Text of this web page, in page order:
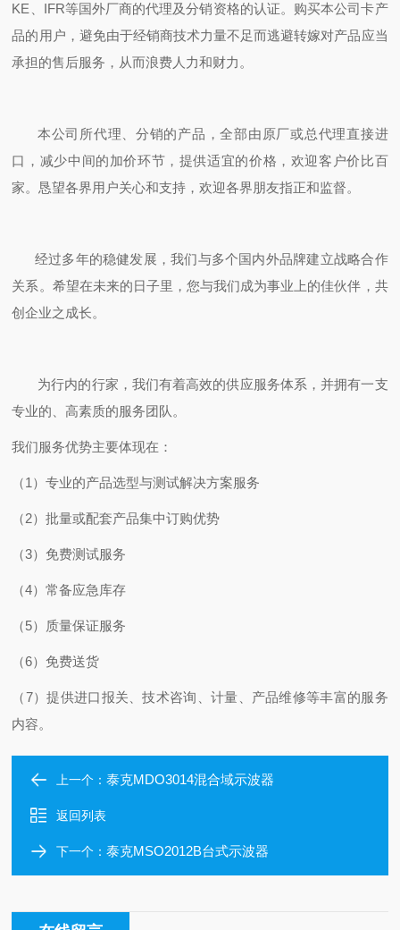
KE、IFR等国外厂商的代理及分销资格的认证。购买本公司卡产
品的用户，避免由于经销商技术力量不足而逃避转嫁对产品应当
承担的售后服务，从而浪费人力和财力。
本公司所代理、分销的产品，全部由原厂或总代理直接进
口，减少中间的加价环节，提供适宜的价格，欢迎客户价比百
家。恳望各界用户关心和支持，欢迎各界朋友指正和监督。
经过多年的稳健发展，我们与多个国内外品牌建立战略合作
关系。希望在未来的日子里，您与我们成为事业上的佳伙伴，共
创企业之成长。
为行内的行家，我们有着高效的供应服务体系，并拥有一支
专业的、高素质的服务团队。
我们服务优势主要体现在：
（1）专业的产品选型与测试解决方案服务
（2）批量或配套产品集中订购优势
（3）免费测试服务
（4）常备应急库存
（5）质量保证服务
（6）免费送货
（7）提供进口报关、技术咨询、计量、产品维修等丰富的服务
内容。
上一个：泰克MDO3014混合域示波器
返回列表
下一个：泰克MSO2012B台式示波器